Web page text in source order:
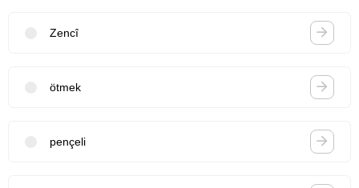
Zencî
ötmek
pençeli